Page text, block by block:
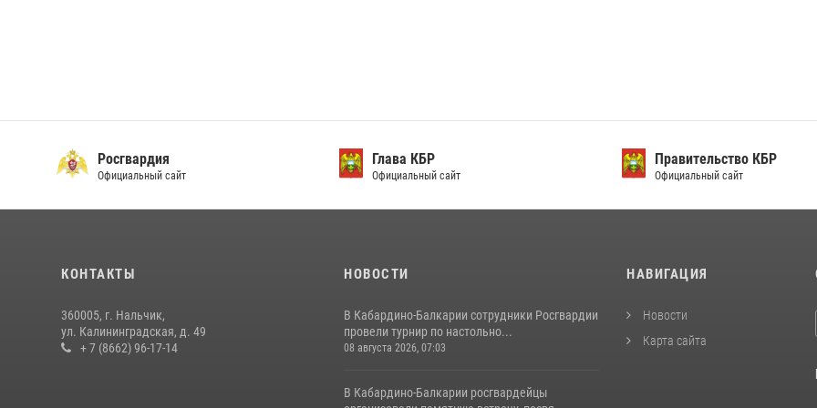
Росгвардия
Официальный сайт
Глава КБР
Официальный сайт
Правительство КБР
Официальный сайт
КОНТАКТЫ
360005, г. Нальчик,
ул. Калининградская, д. 49
+ 7 (8662) 96-17-14
НОВОСТИ
В Кабардино-Балкарии сотрудники Росгвардии
провели турнир по настольно...
08 августа 2026, 07:03
В Кабардино-Балкарии росгвардейцы
НАВИГАЦИЯ
Новости
Карта сайта